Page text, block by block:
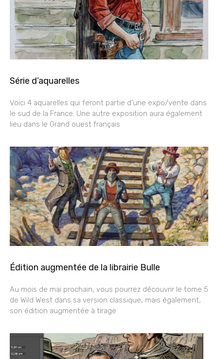
Série d’aquarelles
Voici 4 aquarelles qui feront partie d’une expo/vente dans
le sud de la France. Une autre exposition aura également
lieu dans le Grand ouest français
Édition augmentée de la librairie Bulle
Au mois de mai prochain, vous pourrez découvrir le tome 5
de Wild West dans sa version classique, mais également,
son édition augmentée à tirage